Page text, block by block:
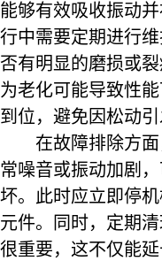
能够有效吸收振动
行中需要定期进行
否有明显的磨损或
为老化可能导致性
到位，避免因松动
在故障排除方
常噪音或振动加剧
坏。此时应立即停
元件。同时，定期
很重要，这不仅能